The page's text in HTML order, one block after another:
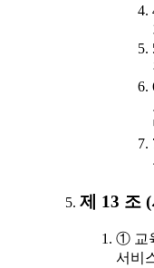
제 13 조
① 교
서비